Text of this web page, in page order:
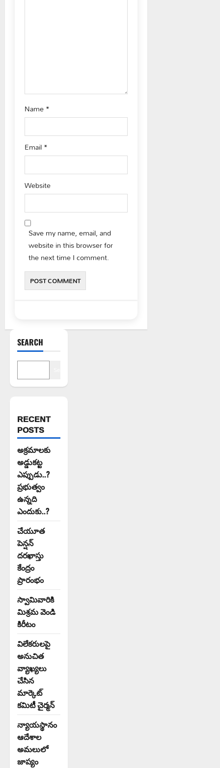
Name*
Email*
Website
Save my name, email, and
website in this browser for
the next time I comment.
SEARCH
RECENT
POSTS
అక్రమాలకు
అడ్డుకట్ట
ఎప్పుడు..?
ప్రభుత్వం
ఉన్నది
ఎందుకు..?
చేయూత
పెన్షన్
దరఖాస్తు
కేంద్రం
ప్రారంభం
స్వామివారికి
మిశ్రమ వెండి
కిరీటం
విలేకరులపై
అనుచిత
వ్యాఖ్యలు
చేసిన
మార్కెట్
కమిటీ చైర్మన్‌
న్యాయస్థానం
ఆదేశాల
అమలులో
జాప్యం